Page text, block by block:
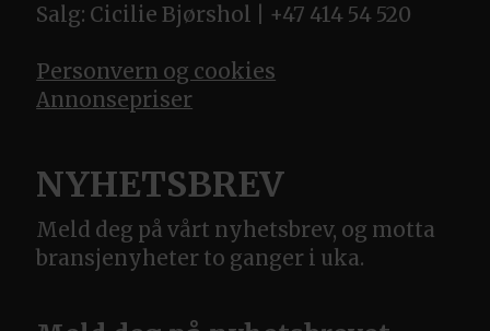
Salg: Cicilie Bjørshol | +47 414 54 520
Personvern og cookies
Annonsepriser
NYHETSBREV
Meld deg på vårt nyhetsbrev, og motta
bransjenyheter to ganger i uka.